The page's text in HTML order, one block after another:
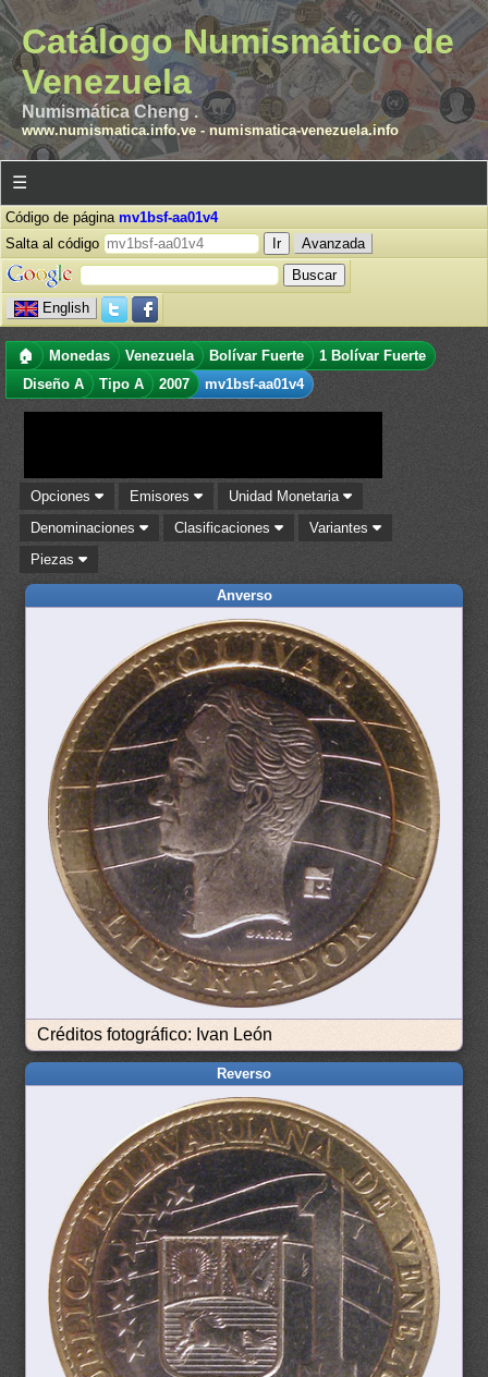
Catálogo Numismático de
Venezuela
Numismática Cheng .
www.numismatica.info.ve- numismatica-venezuela.info
☰
Código de página mv1bsf-aa01v4
Salta al código
Avanzada
English
🏠 Monedas Venezuela Bolívar Fuerte
1 Bolívar Fuerte
Diseño A
Tipo A 2007 mv1bsf-aa01v4
Opciones Emisores
Unidad Monetaria
Denominaciones
Clasificaciones
Variantes
Piezas
Anverso
Créditos fotográfico: Ivan León
Reverso